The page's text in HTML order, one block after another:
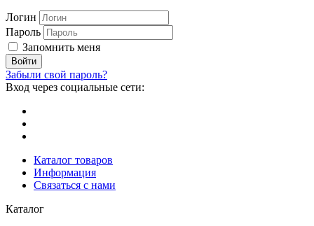
Логин
Пароль
Запомнить меня
Забыли свой пароль?
Вход через социальные сети:
Каталог товаров
Информация
Связаться с нами
Каталог